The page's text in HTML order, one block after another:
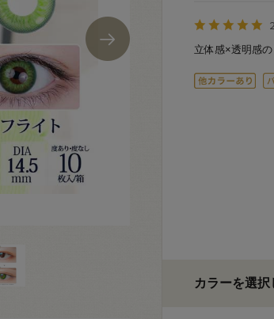
立体感×透明感
カラーを選